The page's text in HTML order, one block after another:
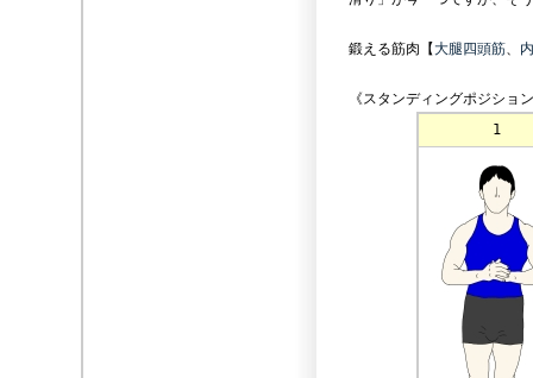
鍛える筋肉【大腿四頭筋、
《スタンディングポジショ
1